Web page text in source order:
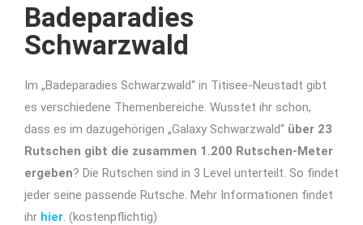
Badeparadies
Schwarzwald
Im „Badeparadies Schwarzwald“ in Titisee-Neustadt gibt
es verschiedene Themenbereiche. Wusstet ihr schon,
dass es im dazugehörigen „Galaxy Schwarzwald“ über 23
Rutschen gibt die zusammen 1.200 Rutschen-Meter
ergeben? Die Rutschen sind in 3 Level unterteilt. So findet
jeder seine passende Rutsche. Mehr Informationen findet
ihr hier. (kostenpflichtig)